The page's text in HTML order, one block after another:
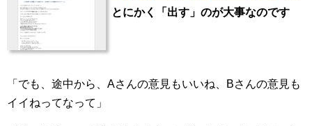
とにかく「出す」のが大事なのです
「でも、途中から、Aさんの意見もいいね、Bさんの意見も
イイねってなって」